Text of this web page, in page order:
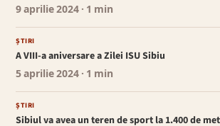
9 aprilie 2024 · 1 min
ȘTIRI
A VIII-a aniversare a Zilei ISU Sibiu
5 aprilie 2024 · 1 min
ȘTIRI
Sibiul va avea un teren de sport la 1.400 de